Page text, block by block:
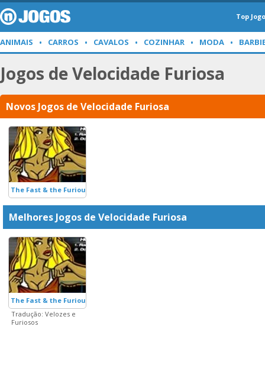
Top
ANIMAIS CARROS CAVALOS COZINHAR MODA
Jogos de Velocidade Furiosa
Novos Jogos de Velocidade Furiosa
The Fast & the Furious
Melhores Jogos de Velocidade Furiosa
The Fast & the Furious
Tradução: Velozes e
Furiosos